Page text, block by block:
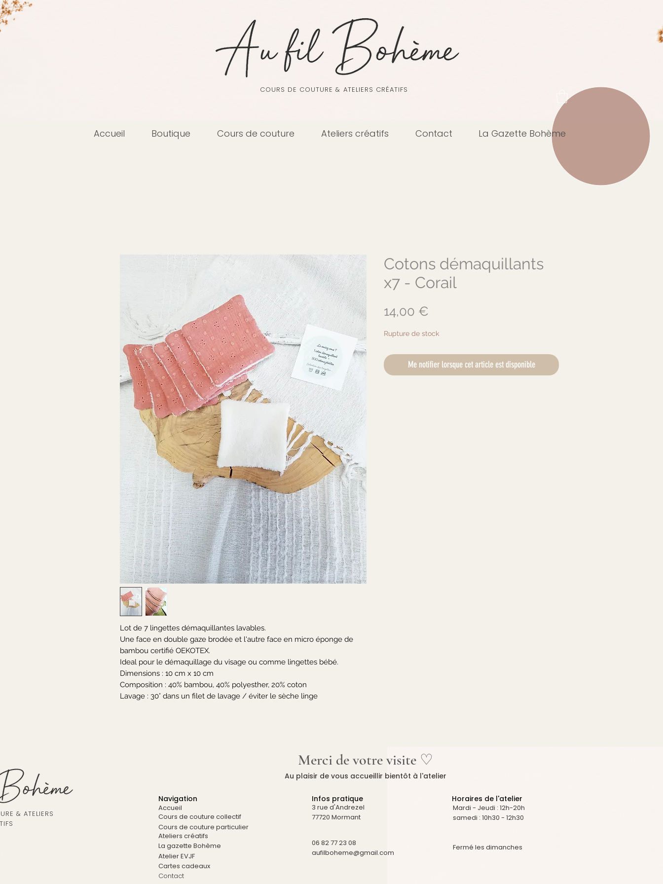
COURS DE COUTURE & ATELIERS CRÉATIFS
Accueil Boutique Cours de couture Ateliers créatifs Contact La Gazette Bohème
Lot de 7 lingettes démaquillantes lavables.
Une face en double gaze brodée et l'autre face en micro éponge de
bambou certifié OEKOTEX.
Ideal pour le démaquillage du visage ou comme lingettes bébé.
Dimensions : 10 cm x 10 cm
Composition : 40% bambou, 40% polyesther, 20% coton
Lavage : 30° dans un filet de lavage / éviter le sèche linge
Cotons démaquillants
x7 - Corail
14,00 €
Rupture de stock
Me notifier lorsque cet article est disponible
& ATELIERS
Merci de votre visite ♡
Au plaisir de vous accueillir bientôt à l'atelier
Navigation
Accueil
Cours de couture collectif
Cours de couture particulier
Ateliers créatifs
La gazette Bohème
Atelier EVJF
Infos pratique
3 rue d'Andrezel
77720 Mormant
06 82 77 23 08
aufilboheme@gmail.com
Horaires de l'atelier
Mardi - Jeudi : 12h-20h
samedi : 10h30 - 12h30
Fermé les dimanches
Cartes cadeaux
Contact